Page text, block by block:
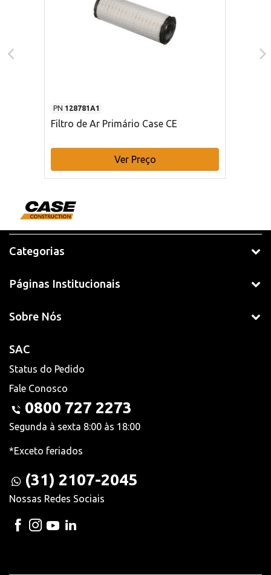
PN 128781A1
Filtro de Ar Primário Case CE
Ver Preço
Categorias
Páginas Institucionais
Sobre Nós
SAC
Status do Pedido
Fale Conosco
0800 727 2273
Segunda à sexta 8:00 às 18:00
*Exceto feriados
(31) 2107-2045
Nossas Redes Sociais